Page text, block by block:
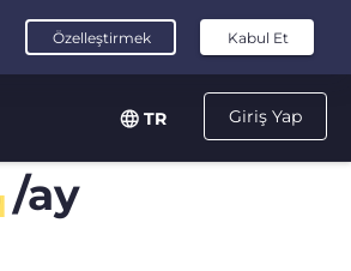
Giriş Yap
TR
/ay